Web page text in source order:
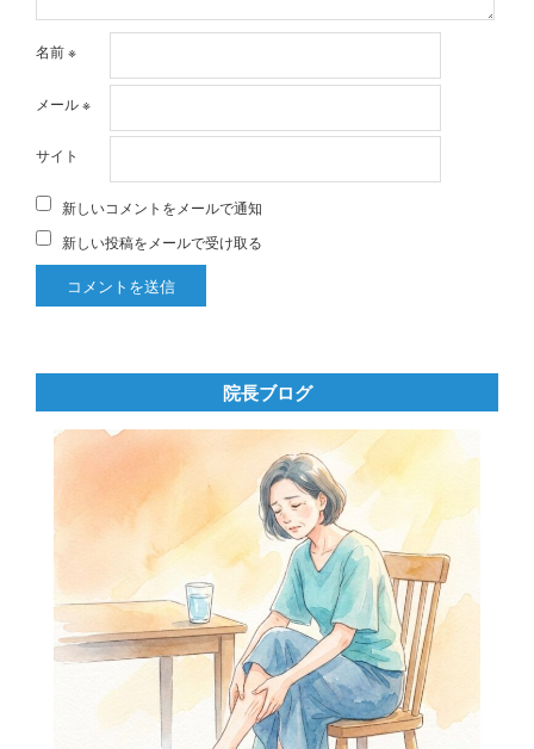
名前※
メール※
サイト
新しいコメントをメールで通知
新しい投稿をメールで受け取る
院長ブログ